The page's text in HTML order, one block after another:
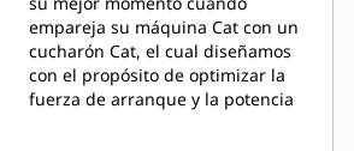
empareja su máquina Cat con un
cucharón Cat, el cual diseñamos
con el propósito de optimizar la
fuerza de arranque y la potencia